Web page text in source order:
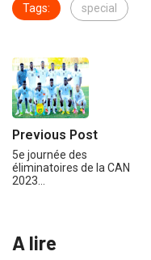
Tags: special
Previous Post
5e journée des
éliminatoires de la CAN
2023…
A lire